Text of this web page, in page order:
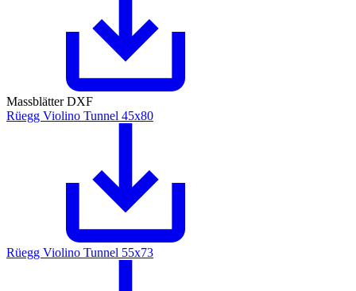
Massblätter DXF
Rüegg Violino Tunnel 45x80
Rüegg Violino Tunnel 55x73